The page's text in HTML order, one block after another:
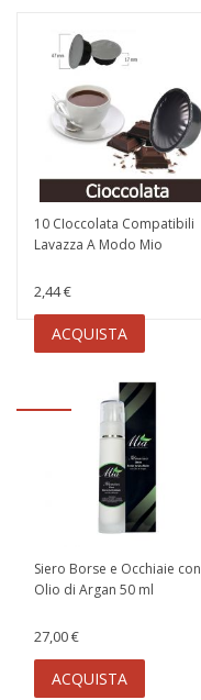
10 CIoccolata Compatibili
Lavazza A Modo Mio
2,44 €
ACQUISTA
Siero Borse e Occhiaie con
Olio di Argan 50 ml
27,00 €
ACQUISTA